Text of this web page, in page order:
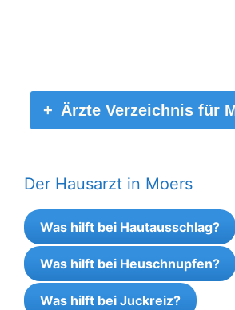
Ärzte Verzeichnis für
Der Hausarzt in Moers
Was hilft bei Hautausschlag?
Was hilft bei Heuschnupfen?
Was hilft bei Juckreiz?